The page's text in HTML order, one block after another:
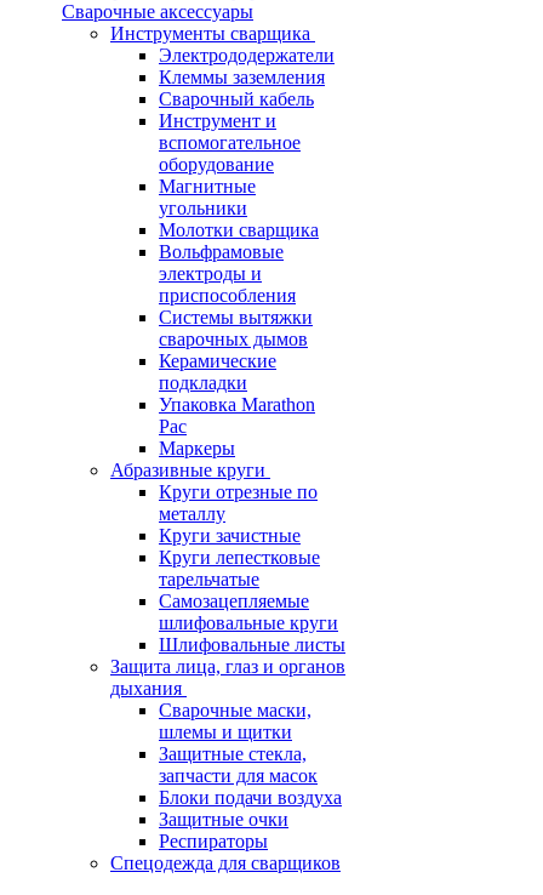
Сварочные аксессуары
Инструменты сварщика
Электрододержатели
Клеммы заземления
Сварочный кабель
Инструмент и
вспомогательное
оборудование
Магнитные
угольники
Молотки сварщика
Вольфрамовые
электроды и
приспособления
Системы вытяжки
сварочных дымов
Керамические
подкладки
Упаковка Marathon
Pac
Маркеры
Абразивные круги
Круги отрезные по
металлу
Круги зачистные
Круги лепестковые
тарельчатые
Самозацепляемые
шлифовальные круги
Шлифовальные листы
Защита лица, глаз и органов
дыхания
Сварочные маски,
шлемы и щитки
Защитные стекла,
запчасти для масок
Блоки подачи воздуха
Защитные очки
Респираторы
Спецодежда для сварщиков